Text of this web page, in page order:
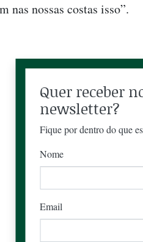
nas nossas costas isso”.
Quer receber
newsletter?
Fique por dentro do que
Nome
Email